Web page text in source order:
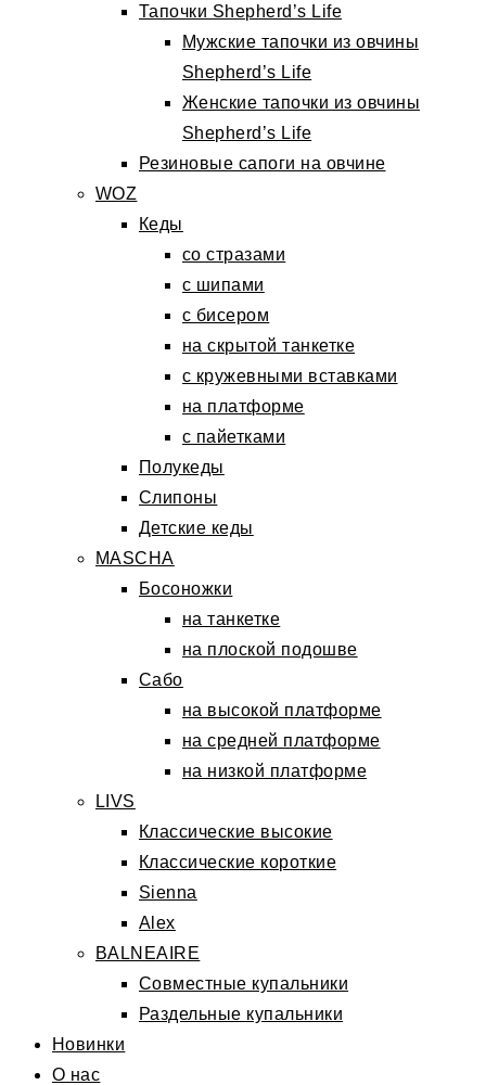
Тапочки Shepherd’s Life
Мужские тапочки из овчины
Shepherd’s Life
Женские тапочки из овчины
Shepherd’s Life
Резиновые сапоги на овчине
WOZ
Кеды
со стразами
с шипами
с бисером
на скрытой танкетке
с кружевными вставками
на платформе
с пайетками
Полукеды
Слипоны
Детские кеды
MASCHA
Босоножки
на танкетке
на плоской подошве
Сабо
на высокой платформе
на средней платформе
на низкой платформе
LIVS
Классические высокие
Классические короткие
Sienna
Alex
BALNEAIRE
Совместные купальники
Раздельные купальники
Новинки
О нас